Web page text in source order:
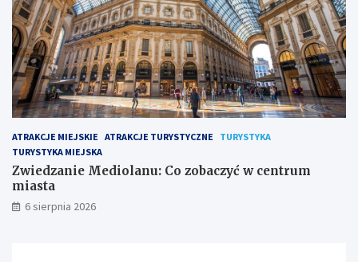
ATRAKCJE MIEJSKIE ATRAKCJE TURYSTYCZNE
TURYSTYKA
TURYSTYKA MIEJSKA
Zwiedzanie Mediolanu: Co zobaczyć w centrum
miasta
6 sierpnia 2026